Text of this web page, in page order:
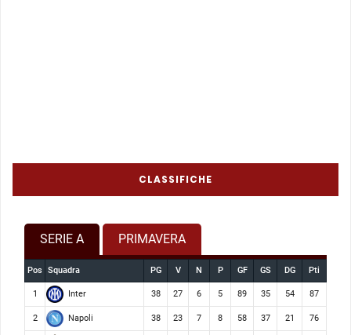
CLASSIFICHE
SERIE A PRIMAVERA
Pos Squadra PG V N P GF GS DG Pti
1 Inter 38 27 6 5 89 35 54 87
2 Napoli 38 23 7 8 58 37 21 76